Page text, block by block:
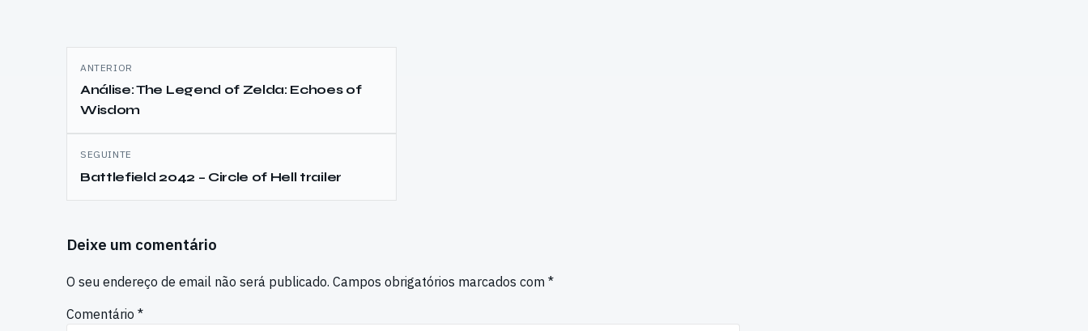
Navegação
de
artigos
ANTERIOR
Análise: The Legend of Zelda: Echoes of
Wisdom
SEGUINTE
Battlefield 2042 – Circle of Hell trailer
Deixe um comentário
O seu endereço de email não será publicado. Campos obrigatórios marcados com *
Comentário *